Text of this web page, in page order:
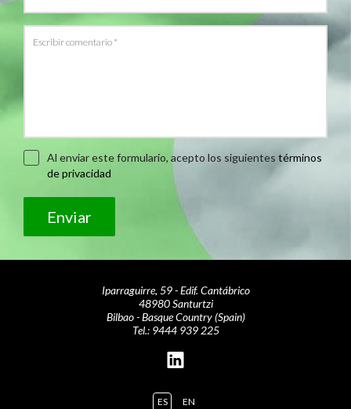
Al enviar este formulario, acepto los siguientes términos
de privacidad
Enviar
Iparraguirre, 59 - Edif. Cantábrico
48980 Santurtzi
Bilbao - Basque Country (Spain)
Tel.: 9444 939 225
ES EN